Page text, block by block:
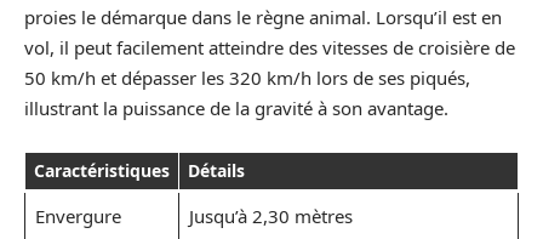
proies le démarque dans le règne animal. Lorsqu’il est en
vol, il peut facilement atteindre des vitesses de croisière de
50 km/h et dépasser les 320 km/h lors de ses piqués,
illustrant la puissance de la gravité à son avantage.
Caractéristiques Détails
Envergure
Jusqu’à 2,30 mètres